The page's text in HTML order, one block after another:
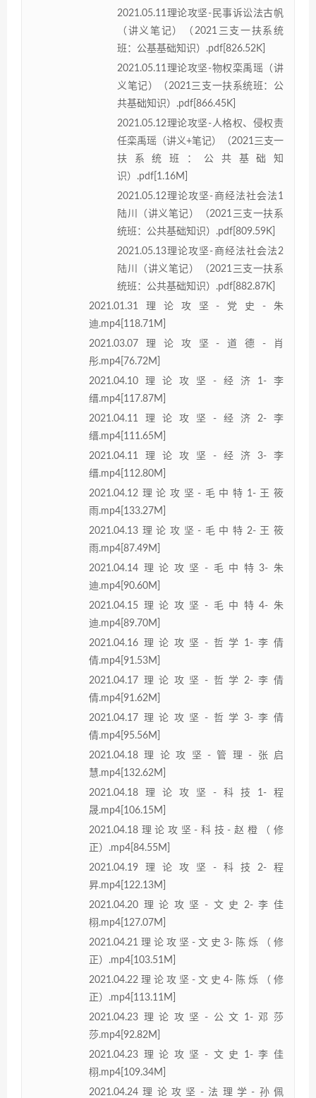
2021.05.11理论攻坚-民事诉讼法古帆
（讲义笔记）（2021三支一扶系统
班：公基基础知识）.pdf[826.52K]
2021.05.11理论攻坚-物权栾禹瑶（讲
义笔记）（2021三支一扶系统班：公
共基础知识）.pdf[866.45K]
2021.05.12理论攻坚-人格权、侵权责
任栾禹瑶（讲义+笔记）（2021三支一
扶系统班：公共基础知
识）.pdf[1.16M]
2021.05.12理论攻坚-商经法社会法1
陆川（讲义笔记）（2021三支一扶系
统班：公共基础知识）.pdf[809.59K]
2021.05.13理论攻坚-商经法社会法2
陆川（讲义笔记）（2021三支一扶系
统班：公共基础知识）.pdf[882.87K]
2021.01.31理论攻坚-党史-朱
迪.mp4[118.71M]
2021.03.07理论攻坚-道德-肖
彤.mp4[76.72M]
2021.04.10理论攻坚-经济1-李
缙.mp4[117.87M]
2021.04.11理论攻坚-经济2-李
缙.mp4[111.65M]
2021.04.11理论攻坚-经济3-李
缙.mp4[112.80M]
2021.04.12理论攻坚-毛中特1-王筱
雨.mp4[133.27M]
2021.04.13理论攻坚-毛中特2-王筱
雨.mp4[87.49M]
2021.04.14理论攻坚-毛中特3-朱
迪.mp4[90.60M]
2021.04.15理论攻坚-毛中特4-朱
迪.mp4[89.70M]
2021.04.16理论攻坚-哲学1-李倩
倩.mp4[91.53M]
2021.04.17理论攻坚-哲学2-李倩
倩.mp4[91.62M]
2021.04.17理论攻坚-哲学3-李倩
倩.mp4[95.56M]
2021.04.18理论攻坚-管理-张启
慧.mp4[132.62M]
2021.04.18理论攻坚-科技1-程
晟.mp4[106.15M]
2021.04.18理论攻坚-科技-赵橙（修
正）.mp4[84.55M]
2021.04.19理论攻坚-科技2-程
昇.mp4[122.13M]
2021.04.20理论攻坚-文史2-李佳
栩.mp4[127.07M]
2021.04.21理论攻坚-文史3-陈烁（修
正）.mp4[103.51M]
2021.04.22理论攻坚-文史4-陈烁（修
正）.mp4[113.11M]
2021.04.23理论攻坚-公文1-邓莎
莎.mp4[92.82M]
2021.04.23理论攻坚-文史1-李佳
栩.mp4[109.34M]
2021.04.24理论攻坚-法理学-孙佩